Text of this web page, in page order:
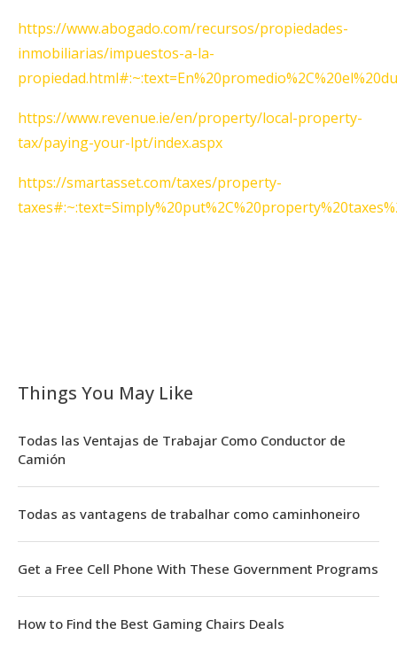
https://www.abogado.com/recursos/propiedades-
inmobiliarias/impuestos-a-la-
https://www.revenue.ie/en/property/local-property-
tax/paying-your-lpt/index.aspx
https://smartasset.com/taxes/property-
Things You May Like
Todas las Ventajas de Trabajar Como Conductor de
Camión
Todas as vantagens de trabalhar como caminhoneiro
Get a Free Cell Phone With These Government Programs
How to Find the Best Gaming Chairs Deals